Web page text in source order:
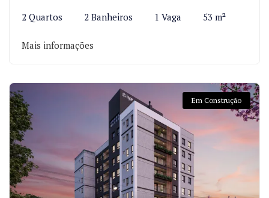
2 Quartos 2 Banheiros 1 Vaga 53 m²
Mais informações
Em Construção